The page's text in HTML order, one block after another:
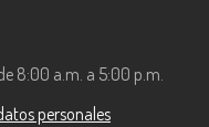
8:00 a.m. a 5:00 p.m.
personales